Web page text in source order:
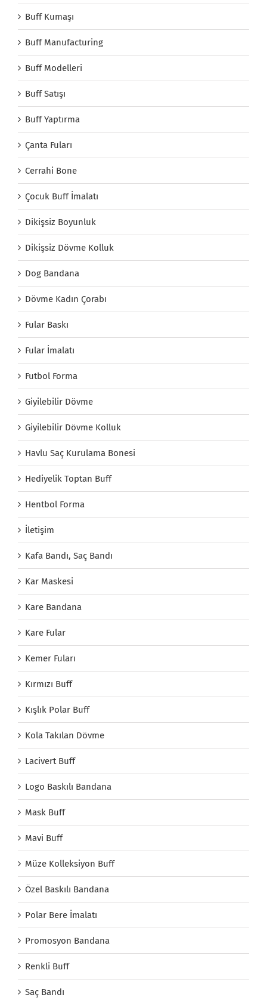
Buff Kumaşı
Buff Manufacturing
Buff Modelleri
Buff Satışı
Buff Yaptırma
Çanta Fuları
Cerrahi Bone
Çocuk Buff İmalatı
Dikişsiz Boyunluk
Dikişsiz Dövme Kolluk
Dog Bandana
Dövme Kadın Çorabı
Fular Baskı
Fular İmalatı
Futbol Forma
Giyilebilir Dövme
Giyilebilir Dövme Kolluk
Havlu Saç Kurulama Bonesi
Hediyelik Toptan Buff
Hentbol Forma
İletişim
Kafa Bandı, Saç Bandı
Kar Maskesi
Kare Bandana
Kare Fular
Kemer Fuları
Kırmızı Buff
Kışlık Polar Buff
Kola Takılan Dövme
Lacivert Buff
Logo Baskılı Bandana
Mask Buff
Mavi Buff
Müze Kolleksiyon Buff
Özel Baskılı Bandana
Polar Bere İmalatı
Promosyon Bandana
Renkli Buff
Saç Bandı